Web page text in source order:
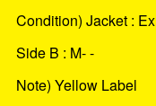
Condition) Jacket :
Side B : M- -
Note) Yellow Label